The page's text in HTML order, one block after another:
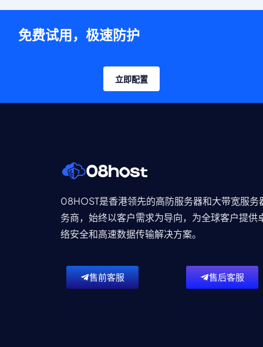
免费试用，极速防护
立即配置
08HOST是香港领先的高防服务器和大带宽服务
务商，始终以客户需求为导向，为全球客户提供
络安全和高速数据传输解决方案。
售前客服 售后客服